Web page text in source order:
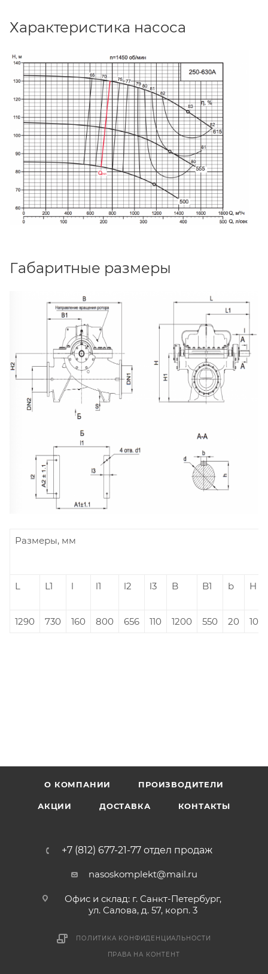
Характеристика насоса
Габаритные размеры
Размеры, мм
L L1 l l1 l2 l3 B B1 b H
1290 730 160 800 656 110 1200 550 20
О КОМПАНИИ ПРОИЗВОДИТЕЛИ
АКЦИИ ДОСТАВКА КОНТАКТЫ
+7 (812) 677-21-77 отдел продаж
nasoskomplekt@mail.ru
Офис и склад: г. Санкт-Петербург,
ул. Салова, д. 57, корп. 3
ПОЛИТИКА КОНФИДЕНЦИАЛЬНОСТИ
ПРАВА НА КОНТЕНТ